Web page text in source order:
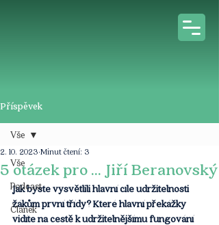
Příspěvek
Vše
Podcast
Článek
Vše
5 otázek pro ... Jiří Beranovský
2. 10. 2023 Minut čtení: 3
Jak byste vysvětlili hlavní cíle udržitelnosti
žákům první třídy? Které hlavní překážky
vidíte na cestě k udržitelnějšímu fungování